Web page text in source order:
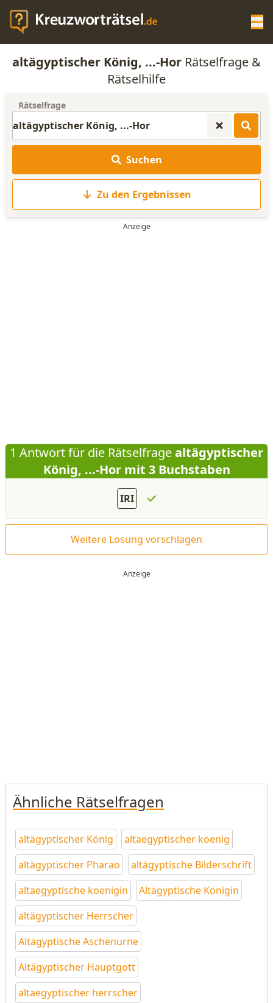
KREUZWORTRÄTSEL-HILFE
ANAGRAMM-GENERATOR
WORTLISTE
altägyptischer König, ...-Hor Rätselfrage &
Rätselhilfe
Rätselfrage
Suchen
Zu den Ergebnissen
1 Antwort für die Rätselfragealtägyptischer
König, ...-Hor mit 3 Buchstaben
IRI
Weitere Lösung vorschlagen
Ähnliche Rätselfragen
altägyptischer König
altaegyptischer koenig
altägyptischer Pharao
altägyptische Bilderschrift
altaegyptische koenigin
Altägyptische Königin
altägyptischer Herrscher
Altägyptische Aschenurne
Altägyptischer Hauptgott
altaegyptischer herrscher